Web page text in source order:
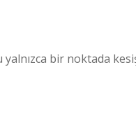
bir noktada